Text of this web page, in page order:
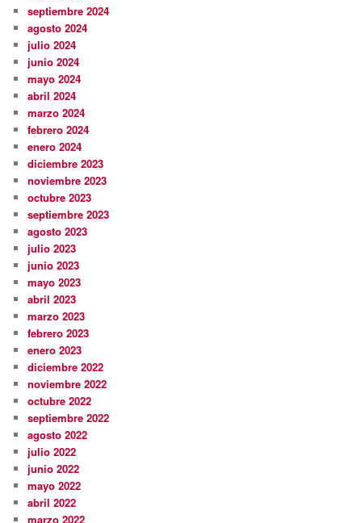
septiembre 2024
agosto 2024
julio 2024
junio 2024
mayo 2024
abril 2024
marzo 2024
febrero 2024
enero 2024
diciembre 2023
noviembre 2023
octubre 2023
septiembre 2023
agosto 2023
julio 2023
junio 2023
mayo 2023
abril 2023
marzo 2023
febrero 2023
enero 2023
diciembre 2022
noviembre 2022
octubre 2022
septiembre 2022
agosto 2022
julio 2022
junio 2022
mayo 2022
abril 2022
marzo 2022